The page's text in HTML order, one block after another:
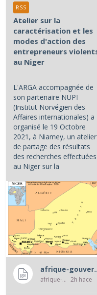
Atelier sur la
caractérisation et les
modes d'action des
entrepreneurs
au Niger
L'ARGA accompagnée de
son partenaire NUPI
(Institut Norvégien des
Affaires internationales) a
organisé le 19 Octobre
2021, à Niamey, un atelier
de partage des résultats
des recherches effectuées
au Niger sur la
afrique-
afrique-gouvernance-rss 2h hace
RSS